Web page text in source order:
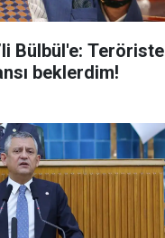
Bülbül'e: Teröriste
beklerdim!